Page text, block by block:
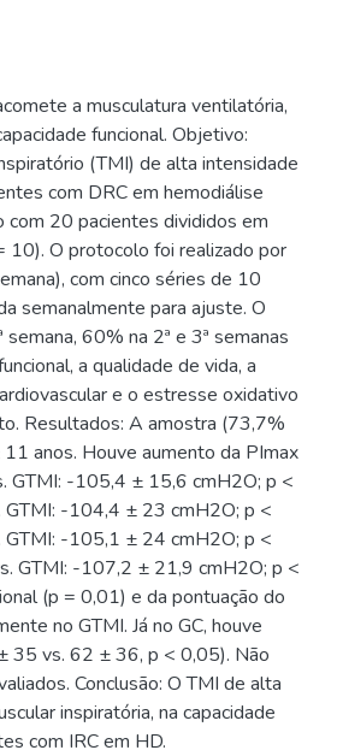
a musculatura ventilatória,
funcional. Objetivo:
(TMI) de alta intensidade
com DRC em hemodiálise
com 20 pacientes divididos em
10). O protocolo foi realizado por
com cinco séries de 10
semanalmente para ajuste. O
60% na 2ª e 3ª semanas
a qualidade de vida, a
e o estresse oxidativo
Resultados: A amostra (73,7%
anos. Houve aumento da PImax
GTMI: -105,4 ± 15,6 cmH2O; p <
-104,4 ± 23 cmH2O; p <
-105,1 ± 24 cmH2O; p <
GTMI: -107,2 ± 21,9 cmH2O; p <
(p = 0,01) e da pontuação do
no GTMI. Já no GC, houve
35 vs. 62 ± 36, p < 0,05). Não
Conclusão: O TMI de alta
inspiratória, na capacidade
com IRC em HD.